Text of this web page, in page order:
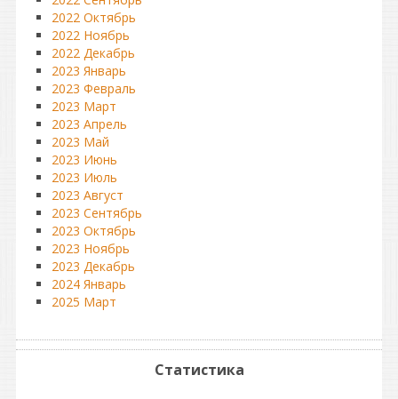
2022 Октябрь
2022 Ноябрь
2022 Декабрь
2023 Январь
2023 Февраль
2023 Март
2023 Апрель
2023 Май
2023 Июнь
2023 Июль
2023 Август
2023 Сентябрь
2023 Октябрь
2023 Ноябрь
2023 Декабрь
2024 Январь
2025 Март
Статистика